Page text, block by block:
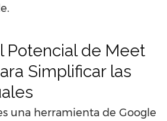
Potencial de Meet
Simplificar las
una herramienta de Google